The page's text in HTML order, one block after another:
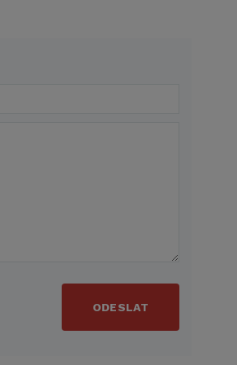
ODESLAT